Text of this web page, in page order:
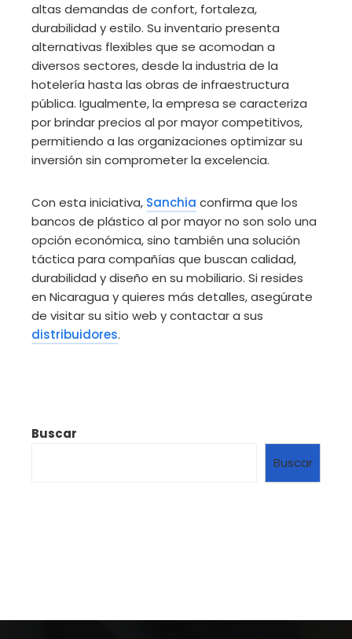
altas demandas de confort, fortaleza,
durabilidad y estilo. Su inventario presenta
alternativas flexibles que se acomodan a
diversos sectores, desde la industria de la
hotelería hasta las obras de infraestructura
pública. Igualmente, la empresa se caracteriza
por brindar precios al por mayor competitivos,
permitiendo a las organizaciones optimizar su
inversión sin comprometer la excelencia.
Con esta iniciativa, Sanchia confirma que los
bancos de plástico al por mayor no son solo una
opción económica, sino también una solución
táctica para compañías que buscan calidad,
durabilidad y diseño en su mobiliario. Si resides
en Nicaragua y quieres más detalles, asegúrate
de visitar su sitio web y contactar a sus
distribuidores.
Buscar
Buscar